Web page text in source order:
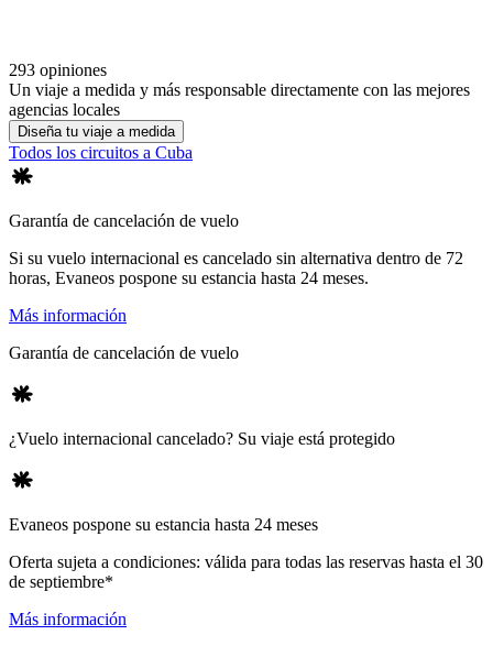
293 opiniones
Un viaje a medida y más responsable directamente con las mejores
agencias locales
Diseña tu viaje a medida
Todos los circuitos a Cuba
Garantía de cancelación de vuelo
Si su vuelo internacional es cancelado sin alternativa dentro de 72
horas, Evaneos pospone su estancia hasta 24 meses.
Más información
Garantía de cancelación de vuelo
¿Vuelo internacional cancelado? Su viaje está protegido
Evaneos pospone su estancia hasta 24 meses
Oferta sujeta a condiciones: válida para todas las reservas hasta el 30
de septiembre*
Más información